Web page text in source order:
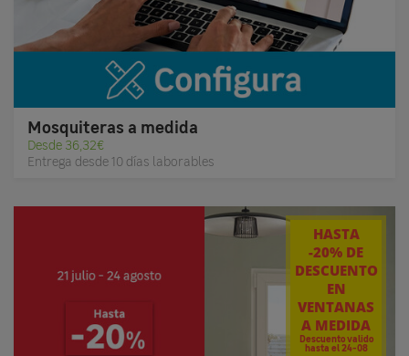
Mosquiteras a medida
Desde 36,32€
Entrega desde 10 días laborables
HASTA
-20% DE
DESCUENTO
EN
VENTANAS
A MEDIDA
Descuento valido
hasta el 24-08